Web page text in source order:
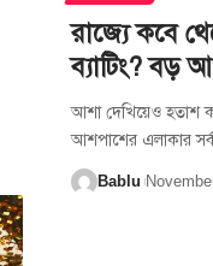
রাজ্যে কবে
ব্যাটিং? বড়
আশা দেখিয়েও হতাশ
আশপাশের এলাকার
Bablu